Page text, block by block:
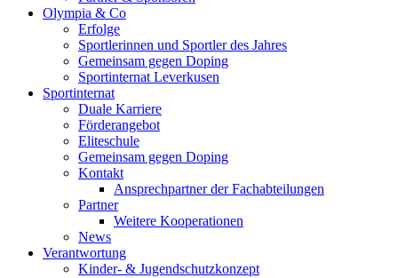
Olympia & Co
Erfolge
Sportlerinnen und Sportler des Jahres
Gemeinsam gegen Doping
Sportinternat Leverkusen
Sportinternat
Duale Karriere
Förderangebot
Eliteschule
Gemeinsam gegen Doping
Kontakt
Ansprechpartner der Fachabteilungen
Partner
Weitere Kooperationen
News
Verantwortung
Kinder- & Jugendschutzkonzept